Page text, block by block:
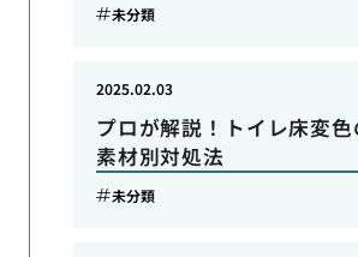
未分類
プロが解説！トイレ床変色
素材別対処法
2025.02.03
未分類